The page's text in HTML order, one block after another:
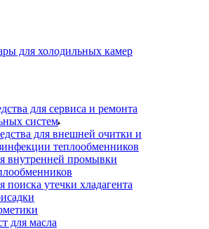
для холодильных камер
для сервиса и ремонта
систем
для внешней очитки и
теплообменников
внутренней промывки
поиска утечки хладагента
для масла